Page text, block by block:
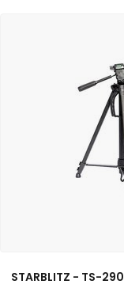
STARBLITZ - TS-290